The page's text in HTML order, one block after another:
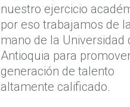
nuestro ejercicio
por eso trabajamos de
mano de la Universidad
Antioquia para
generación de talento
altamente calificado.